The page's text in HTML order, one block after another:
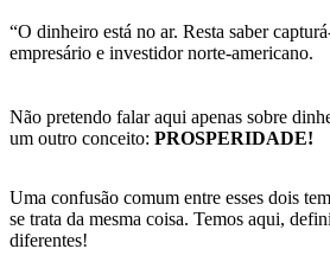
“O dinheiro está no ar. Resta saber
empresário e investidor norte-americano.
Não pretendo falar aqui apenas sobre
um outro conceito: PROSPERIDADE!
Uma confusão comum entre esses dois
se trata da mesma coisa. Temos aqui,
diferentes!